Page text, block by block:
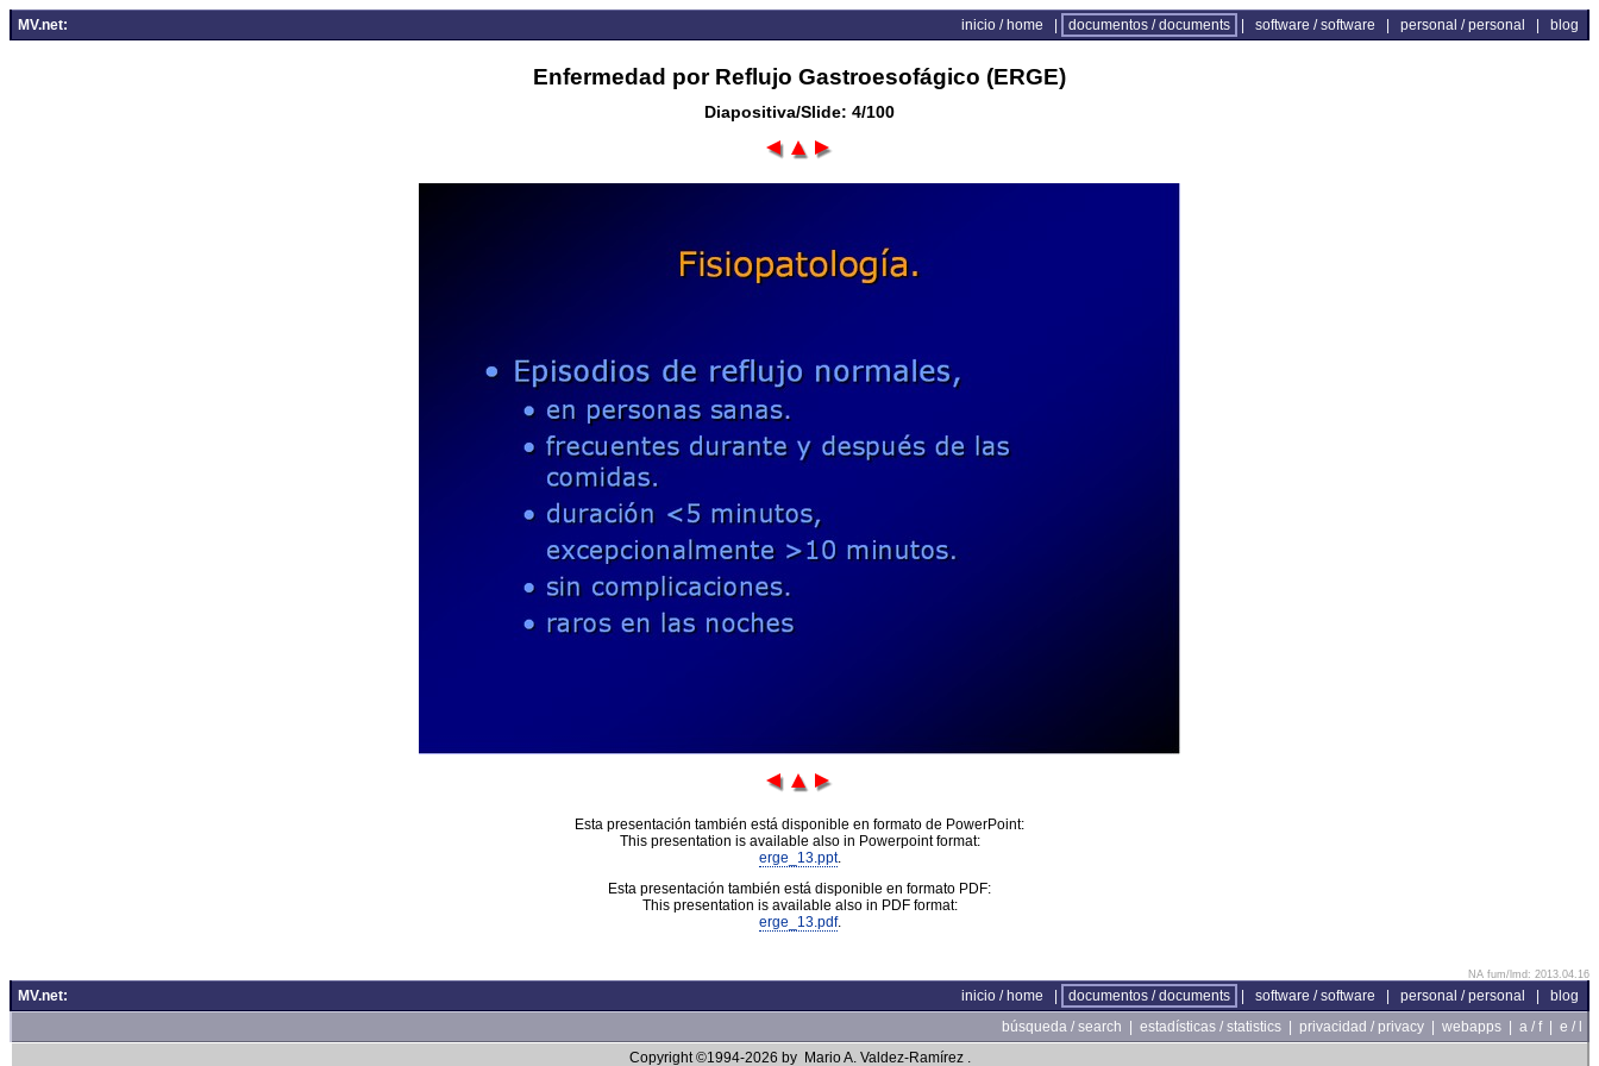
MV.net: inicio / home documentos / documents software / software personal / personal blog
Enfermedad por Reflujo Gastroesofágico (ERGE)
Diapositiva/Slide: 4/100
Esta presentación también está disponible en formato de PowerPoint:
This presentation is available also in Powerpoint format:
erge_13.ppt.
Esta presentación también está disponible en formato PDF:
This presentation is available also in PDF format:
erge_13.pdf.
NA fum/lmd: 2013.04.16
MV.net: inicio / home documentos / documents software / software personal / personal
blog
búsqueda / search
estadísticas / statistics privacidad / privacy webapps a / f
e / l
Copyright ©1994-2026 by Mario A. Valdez-Ramírez .